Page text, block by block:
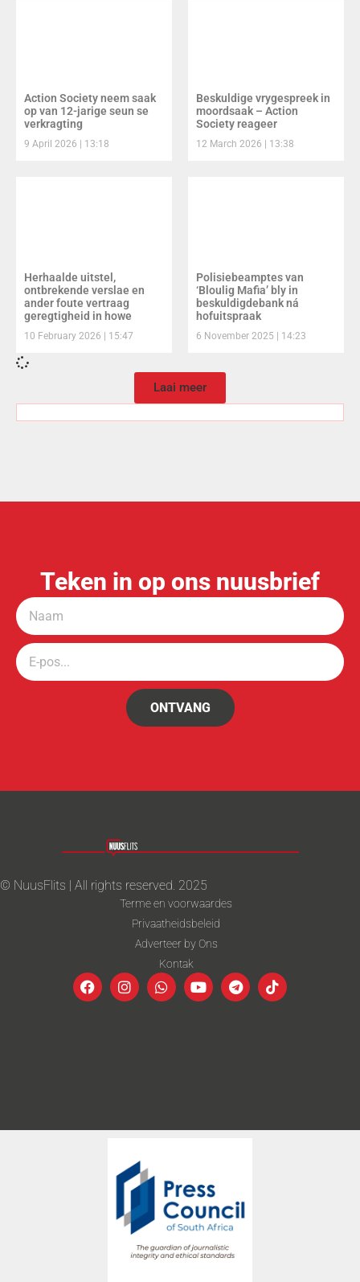
Action Society neem saak
op van 12-jarige seun se
verkragting
9 April 2026 13:18
Beskuldige vrygespreek in
moordsaak – Action
Society reageer
12 March 2026 13:38
Herhaalde uitstel,
ontbrekende verslae en
ander foute vertraag
geregtigheid in howe
10 February 2026 15:47
Polisiebeamptes van
‘Bloulig Mafia’ bly in
beskuldigdebank ná
hofuitspraak
6 November 2025 14:23
Laai meer
Teken in op ons nuusbrief
ONTVANG
© NuusFlits | All rights reserved. 2025
Terme en voorwaardes
Privaatheidsbeleid
Adverteer by Ons
Kontak